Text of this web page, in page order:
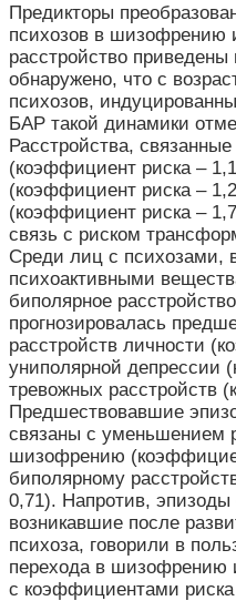
Предикторы
психозов в шизофрению
расстройство
обнаружено, что с
психозов,
БАР такой динамики
Расстройства,
(коэффициент риска –
(коэффициент риска –
(коэффициент риска –
связь с риском
Среди лиц с психозами,
психоактивными
биполярное
прогнозировалась
расстройств личности
униполярной депрессии
тревожных расстройств
Предшествовавшие
связаны с уменьшением
шизофрению
биполярному
0,71). Напротив,
возникавшие после
психоза, говорили в
перехода в шизофрению
с коэффициентами риска